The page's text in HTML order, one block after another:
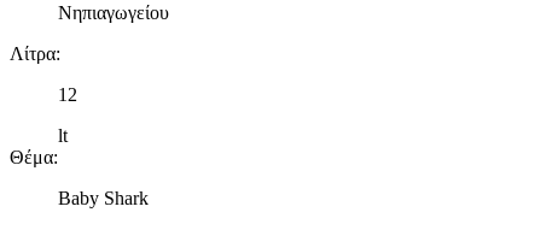
Νηπιαγωγείου
Λίτρα:
12
lt
Θέμα:
Baby Shark